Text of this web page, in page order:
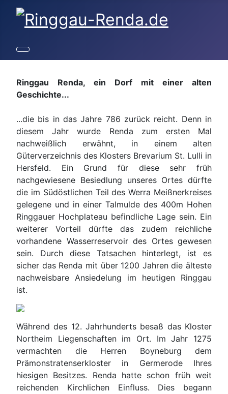
Ringgau Renda, ein Dorf mit einer alten
Geschichte...
...die bis in das Jahre 786 zurück reicht. Denn in
diesem Jahr wurde Renda zum ersten Mal
nachweißlich erwähnt, in einem alten
Güterverzeichnis des Klosters Brevarium St. Lulli in
Hersfeld. Ein Grund für diese sehr früh
nachgewiesene Besiedlung unseres Ortes dürfte
die im Südöstlichen Teil des Werra Meißnerkreises
gelegene und in einer Talmulde des 400m Hohen
Ringgauer Hochplateau befindliche Lage sein. Ein
weiterer Vorteil dürfte das zudem reichliche
vorhandene Wasserreservoir des Ortes gewesen
sein. Durch diese Tatsachen hinterlegt, ist es
sicher das Renda mit über 1200 Jahren die älteste
nachweisbare Ansiedelung im heutigen Ringgau
ist.
Während des 12. Jahrhunderts besaß das Kloster
Northeim Liegenschaften im Ort. Im Jahr 1275
vermachten die Herren Boyneburg dem
Prämonstratenserkloster in Germerode Ihres
hiesigen Besitzes. Renda hatte schon früh weit
reichenden Kirchlichen Einfluss. Dies begann